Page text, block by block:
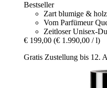
Bestseller
Zart blumige &
Vom Parfümeur
Zeitloser Unisex-
€ 199,00 (€ 1.990,00 / l)
Gratis Zustellung bis 12.